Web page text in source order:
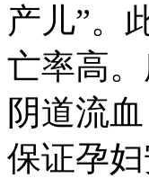
产儿”。
亡率高
阴道流
保证孕